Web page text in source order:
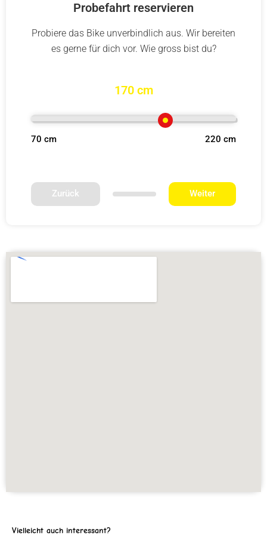
Probefahrt reservieren
Probiere das Bike unverbindlich aus. Wir bereiten
es gerne für dich vor. Wie gross bist du?
170 cm
70 cm 220 cm
Zurück Weiter
Vielleicht auch interessant?